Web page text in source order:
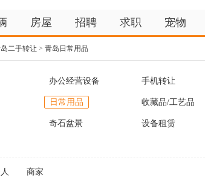
房屋 招聘 求职 宠物
二手转让 > 青岛日常用品
办公经营设备 手机转让
日常用品 收藏品/工艺品
奇石盆景 设备租赁
商家